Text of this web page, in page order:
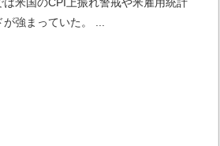
米国のCPI上振れ警戒や米雇用統計
強まっていた。
...